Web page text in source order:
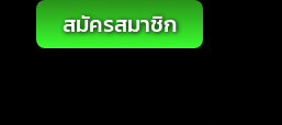
สมัครสมาชิก